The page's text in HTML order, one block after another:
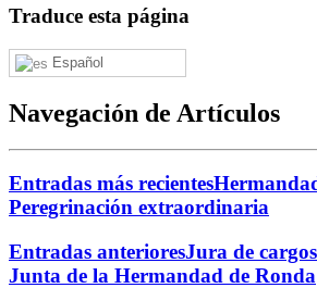
Traduce esta página
Español
Navegación de Artículos
Entradas más recientes
Peregrinación extraordinaria
Entradas anterioresJura de
Junta de la Hermandad de Ronda